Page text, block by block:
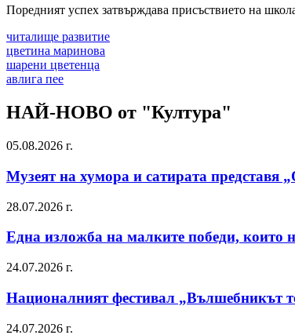
Поредният успех затвърждава присъствието на
читалище развитие
цветина маринова
шарени цветенца
авлига пее
НАЙ-НОВО от "Култура"
05.08.2026 г.
Музеят на хумора и сатирата
28.07.2026 г.
Една изложба на малките победи, които
24.07.2026 г.
Националният фестивал „Вълшебникът
24.07.2026 г.